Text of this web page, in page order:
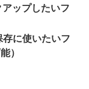
ップしたいフ
に使いたいフ
）